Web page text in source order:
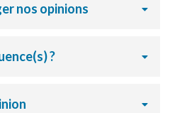
nos opinions
?